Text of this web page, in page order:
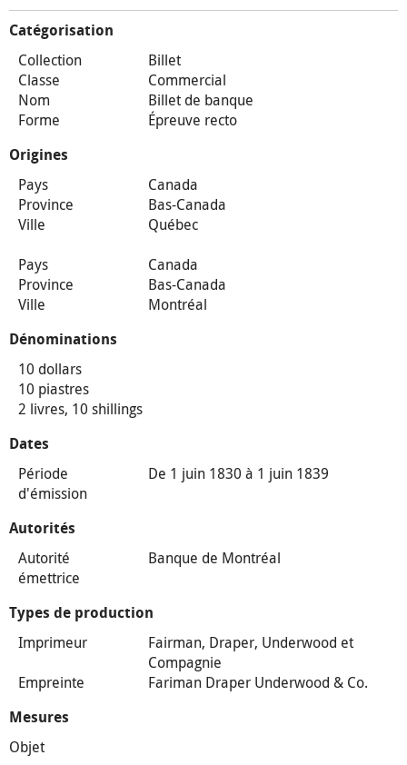
Catégorisation
Collection
Billet
Classe
Commercial
Nom
Billet de banque
Forme
Épreuve recto
Origines
Pays
Canada
Province
Bas-Canada
Ville
Québec
Pays
Canada
Province
Bas-Canada
Ville
Montréal
Dénominations
10 dollars
10 piastres
2 livres, 10 shillings
Dates
Période
d'émission
De 1 juin 1830 à 1 juin 1839
Autorités
Autorité
émettrice
Banque de Montréal
Types de production
Imprimeur
Fairman, Draper, Underwood et
Compagnie
Empreinte
Fariman Draper Underwood & Co.
Mesures
Objet